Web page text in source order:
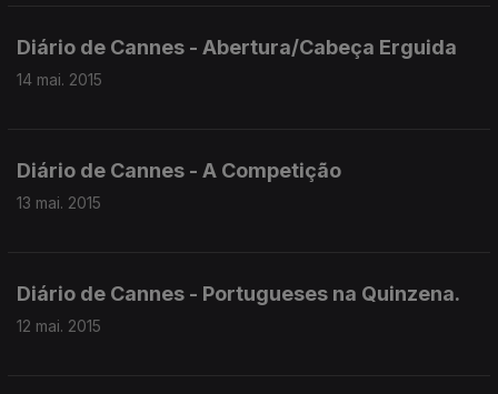
Diário de Cannes - Abertura/Cabeça Erguida
14 mai. 2015
Diário de Cannes - A Competição
13 mai. 2015
Diário de Cannes - Portugueses na Quinzena.
12 mai. 2015